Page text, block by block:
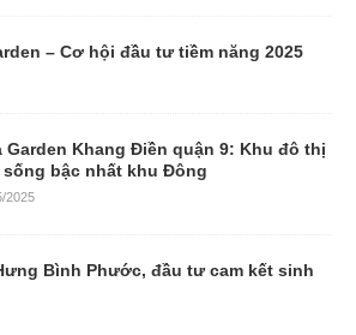
– Cơ hội đầu tư tiềm năng 2025
Garden Khang Điền quận 9: Khu đô thị
sống bậc nhất khu Đông
2025
Bình Phước, đầu tư cam kết sinh